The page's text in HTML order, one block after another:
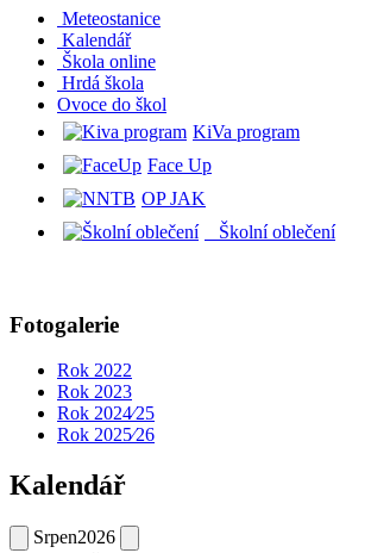
Meteostanice
Kalendář
Škola online
Hrdá škola
Ovoce do škol
KiVa program
Face Up
OP JAK
Školní oblečení
Fotogalerie
Rok 2022
Rok 2023
Rok 2024⁄25
Rok 2025⁄26
Kalendář
Srpen2026